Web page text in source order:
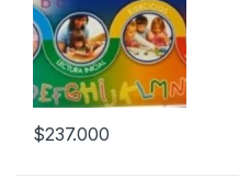
$237.000